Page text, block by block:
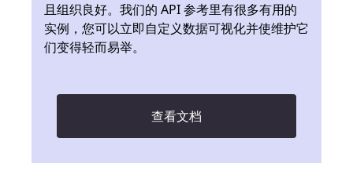
且组织良好。我们的 API 参考里有很多有用的
实例，您可以立即自定义数据可视化并使维护它
们变得轻而易举。
查看文档